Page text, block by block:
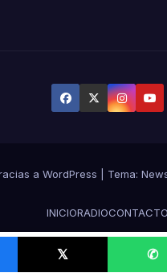
a WordPress Tema:
INICIORADIOCONTACTO
𝕏 ✆